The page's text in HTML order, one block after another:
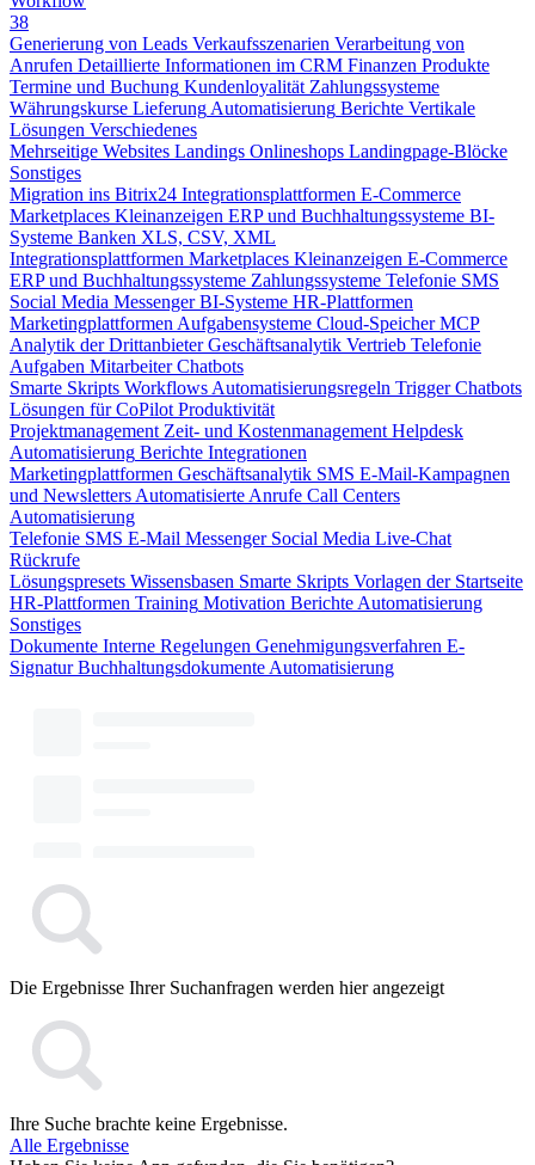
38
Generierung von Leads Verkaufsszenarien Verarbeitung von
Anrufen Detaillierte Informationen im CRM Finanzen Produkte
Termine und Buchung Kundenloyalität Zahlungssysteme
Währungskurse Lieferung Automatisierung Berichte Vertikale
Lösungen Verschiedenes
Mehrseitige Websites Landings Onlineshops Landingpage-Blöcke
Sonstiges
Migration ins Bitrix24 Integrationsplattformen E-Commerce
Marketplaces Kleinanzeigen ERP und Buchhaltungssysteme BI-
Systeme Banken XLS, CSV, XML
Integrationsplattformen Marketplaces Kleinanzeigen E-Commerce
ERP und Buchhaltungssysteme Zahlungssysteme Telefonie SMS
Social Media Messenger BI-Systeme HR-Plattformen
Marketingplattformen Aufgabensysteme Cloud-Speicher MCP
Analytik der Drittanbieter Geschäftsanalytik Vertrieb Telefonie
Aufgaben Mitarbeiter Chatbots
Smarte Skripts Workflows Automatisierungsregeln Trigger Chatbots
Lösungen für CoPilot Produktivität
Projektmanagement Zeit- und Kostenmanagement Helpdesk
Automatisierung Berichte Integrationen
Marketingplattformen Geschäftsanalytik SMS E-Mail-Kampagnen
und Newsletters Automatisierte Anrufe Call Centers
Automatisierung
Telefonie SMS E-Mail Messenger Social Media Live-Chat
Rückrufe
Lösungspresets Wissensbasen Smarte Skripts Vorlagen der Startseite
HR-Plattformen Training Motivation Berichte Automatisierung
Sonstiges
Dokumente Interne Regelungen Genehmigungsverfahren E-
Signatur Buchhaltungsdokumente Automatisierung
Die Ergebnisse Ihrer Suchanfragen werden hier angezeigt
Ihre Suche brachte keine Ergebnisse.
Alle Ergebnisse